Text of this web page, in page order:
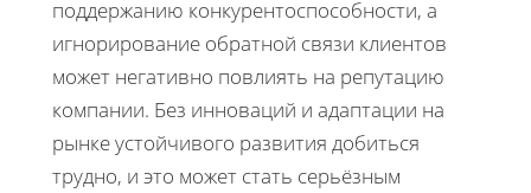
поддержанию конкурентоспособности, а
игнорирование обратной связи клиентов
может негативно повлиять на репутацию
компании. Без инноваций и адаптации на
рынке устойчивого развития добиться
трудно, и это может стать серьёзным